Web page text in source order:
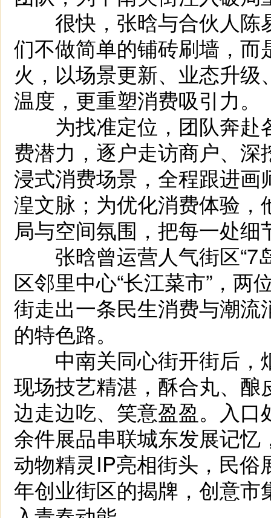
很快，张晗与合伙人陈
们不做简单的铺砖刷墙，
火，以场景更新、业态升
温度，更重塑消费吸引力。
为找准定位，团队奔赴
费潜力，逐户走访商户、
浸式消费场景，全程跟进画
湟文脉；为优化消费体验
局与空间氛围，把每一处
张晗曾运营人气街区“7
区邻里中心“长江菜市”，
街走出一条民生消费与潮
的特色路。
中南关同心街开街后，
现场技艺精湛，酥合丸、
边走边吃、笑意盈盈。入
余件展品串联城东发展记
动物精灵IP亮相街头，民
年创业街区的揭牌，创意